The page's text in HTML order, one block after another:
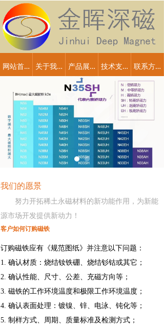
网站首页 关于我们 产品展示 技术支持 联系方式
我们的愿景
努力开拓稀土永磁材料的新功能作用，为新能
源市场开发提供新动力！
客户如何订购磁铁
订购磁铁应有《规范图纸》并注意以下问题：
1. 确认材质：烧结钕铁硼、烧结钐钴或其它；
2. 确认性能、尺寸、公差、充磁方向等；
3. 磁铁的工作环境温度和极限工作环境温度；
4. 确认表面处理：镀镍、锌、电泳、钝化等；
5. 制样方式、周期、质量标准及检测方式；